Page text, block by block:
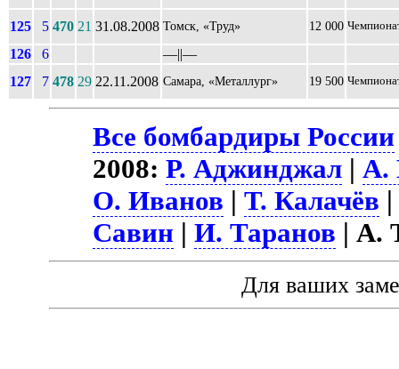
125 5 470 21 31.08.2008 Томск, «Труд» 12 000
126 6
––||––
127
7 478 29 22.11.2008 Самара, «Металлург» 19 500
Все бомбардиры России
2008:Р. Аджинджал |А.
О. Иванов |Т. Калачёв
Савин |И. Таранов | А.
Для ваших